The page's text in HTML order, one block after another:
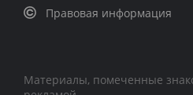
Правовая информация
Материалы, помеченные